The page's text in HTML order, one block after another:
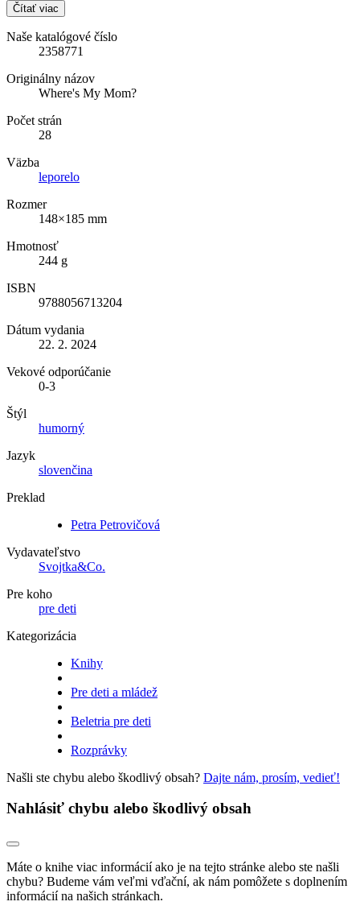
Čítať viac
Naše katalógové číslo
2358771
Originálny názov
Where's My Mom?
Počet strán
28
Väzba
leporelo
Rozmer
148×185 mm
Hmotnosť
244 g
ISBN
9788056713204
Dátum vydania
22. 2. 2024
Vekové odporúčanie
0-3
Štýl
humorný
Jazyk
slovenčina
Preklad
Petra Petrovičová
Vydavateľstvo
Svojtka&Co.
Pre koho
pre deti
Kategorizácia
Knihy
Pre deti a mládež
Beletria pre deti
Rozprávky
Našli ste chybu alebo škodlivý obsah? Dajte nám, prosím, vedieť!
Nahlásiť chybu alebo škodlivý obsah
Máte o knihe viac informácií ako je na tejto stránke alebo ste našli
chybu? Budeme vám veľmi vďační, ak nám pomôžete s doplnením
informácií na našich stránkach.